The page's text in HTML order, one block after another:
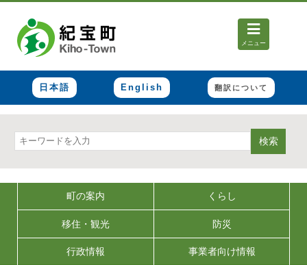
メニュー
日本語 English 翻訳について
検索
町の案内 くらし
移住・観光 防災
行政情報 事業者向け情報